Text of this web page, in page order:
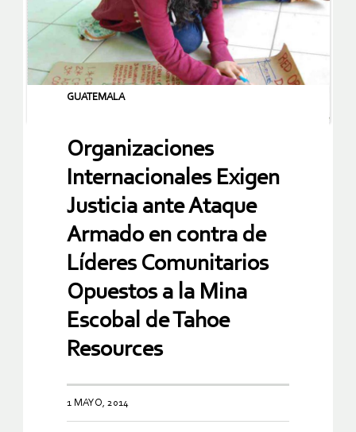
GUATEMALA
Organizaciones
Internacionales Exigen
Justicia ante Ataque
Armado en contra de
Líderes Comunitarios
Opuestos a la Mina
Escobal de Tahoe
Resources
1 MAYO, 2014